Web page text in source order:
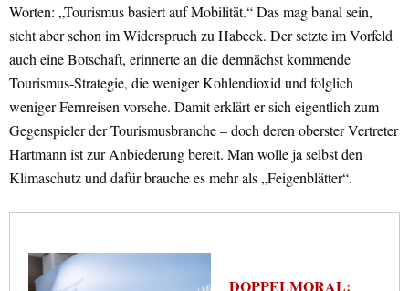
Worten: „Tourismus basiert auf Mobilität.“ Das mag banal sein,
steht aber schon im Widerspruch zu Habeck. Der setzte im Vorfeld
auch eine Botschaft, erinnerte an die demnächst kommende
Tourismus-Strategie, die weniger Kohlendioxid und folglich
weniger Fernreisen vorsehe. Damit erklärt er sich eigentlich zum
Gegenspieler der Tourismusbranche – doch deren oberster Vertreter
Hartmann ist zur Anbiederung bereit. Man wolle ja selbst den
Klimaschutz und dafür brauche es mehr als „Feigenblätter“.
DOPPELMORAL: